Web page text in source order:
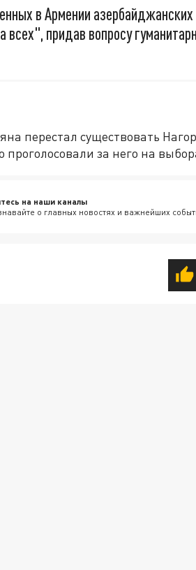
в Армении азербайджанских
всех", придав вопросу
перестал существовать
за него на
на наши каналы
о главных новостях и важнейших